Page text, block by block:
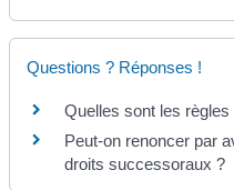
Questions ? Réponses !
Quelles sont les règles
Peut-on renoncer par
droits successoraux ?